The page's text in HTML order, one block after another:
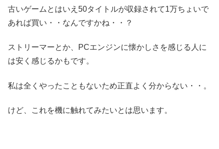
古いゲームとはいえ50タイトルが収録されて1万ちょいで
あれば買い・・なんですかね・・？
ストリーマーとか、PCエンジンに懐かしさを感じる人に
は安く感じるかもです。
私は全くやったこともないため正直よく分からない・・。
けど、これを機に触れてみたいとは思います。